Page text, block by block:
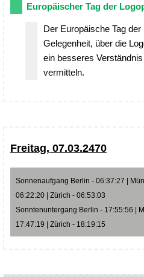
Europäischer Tag der
Der Europäische Tag
Gelegenheit, über die
ein besseres
vermitteln.
Freitag, 07.03.2470
Sonnenaufgang Berlin - 06:37:27 |
06:22:20 | Zürich - 06:53:03
Sonntenuntergang Berlin - 17:55:56 |
17:47:19 | Zürich - 18:19:15